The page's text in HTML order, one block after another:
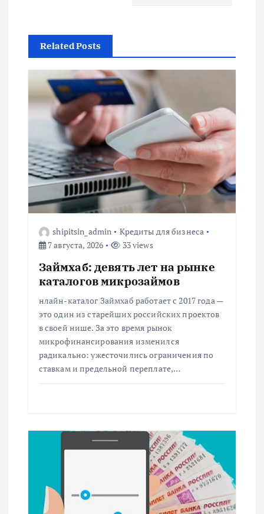
г
а
ц
и
я
п
о
Related Posts
shipitsin_admin
Кредиты для бизнеса
7 августа, 2026
33 views
Займхаб: девять лет на рынке
каталогов микрозаймов
нлайн-каталог Займхаб работает с 2017 года —
это один из старейших российских проектов
в своей нише. За это время рынок
микрофинансирования изменился
радикально: ужесточились ограничения по
ставкам и предельной переплате,…